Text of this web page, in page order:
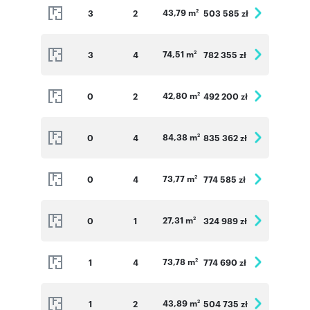
3 2 43,79 m2 503 585 zł
3 4 74,51 m2 782 355 zł
0 2 42,80 m2 492 200 zł
0 4 84,38 m2 835 362 zł
0 4 73,77 m2 774 585 zł
0 1 27,31 m2 324 989 zł
1 4 73,78 m2 774 690 zł
1 2 43,89 m2 504 735 zł